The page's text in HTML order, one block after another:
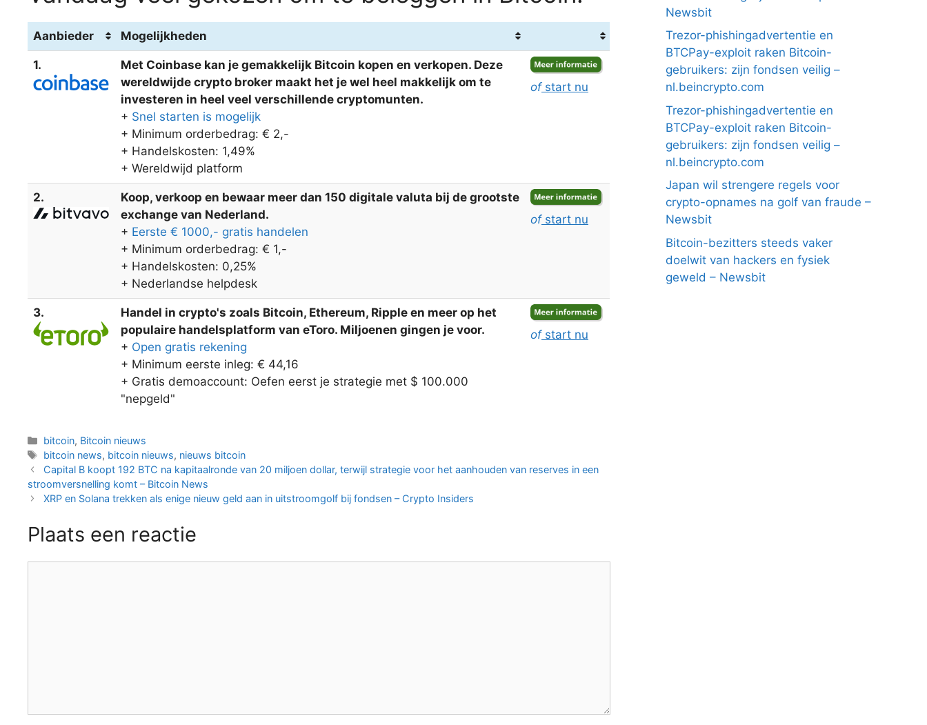
Aanbieder Mogelijkheden
1.
Met Coinbase kan je gemakkelijk Bitcoin kopen en verkopen. Deze
wereldwijde crypto broker maakt het je wel heel makkelijk om te
investeren in heel veel verschillende cryptomunten.
+ Snel starten is mogelijk
+ Minimum orderbedrag: € 2,-
+ Handelskosten: 1,49%
+ Wereldwijd platform
ofstart nu
2.
Koop, verkoop en bewaar meer dan 150 digitale valuta bij de grootste
exchange van Nederland.
+ Eerste € 1000,- gratis handelen
+ Minimum orderbedrag: € 1,-
+ Handelskosten: 0,25%
+ Nederlandse helpdesk
ofstart nu
3.
Handel in crypto's zoals Bitcoin, Ethereum, Ripple en meer op het
populaire handelsplatform van eToro. Miljoenen gingen je voor.
+ Open gratis rekening
+ Minimum eerste inleg: € 44,16
+ Gratis demoaccount: Oefen eerst je strategie met $ 100.000
"nepgeld"
ofstart nu
Categorieën
bitcoin, Bitcoin nieuws
Tags
bitcoin news, bitcoin nieuws, nieuws bitcoin
Berichtnavigatie
Capital B koopt 192 BTC na kapitaalronde van 20 miljoen dollar, terwijl strategie voor het aanhouden van reserves in een
stroomversnelling komt – Bitcoin News
XRP en Solana trekken als enige nieuw geld aan in uitstroomgolf bij fondsen – Crypto Insiders
Plaats een reactie
Newsbit
Trezor-phishingadvertentie en
BTCPay-exploit raken Bitcoin-
gebruikers: zijn fondsen veilig –
nl.beincrypto.com
Trezor-phishingadvertentie en
BTCPay-exploit raken Bitcoin-
gebruikers: zijn fondsen veilig –
nl.beincrypto.com
Japan wil strengere regels voor
crypto-opnames na golf van fraude –
Newsbit
Bitcoin-bezitters steeds vaker
doelwit van hackers en fysiek
geweld – Newsbit